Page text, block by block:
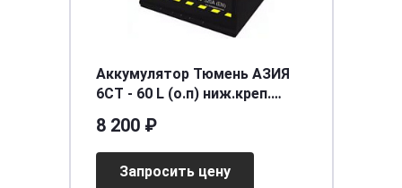
Аккумулятор Тюмень АЗИЯ
6СТ - 60 L (о.п) ниж.креп.
8 200 ₽
Запросить цену